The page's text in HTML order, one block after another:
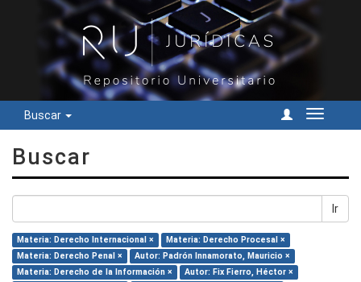
Buscar
Cambiar
Buscar
Ir
Materia: Derecho Internacional ×
Materia: Derecho Procesal ×
Materia: Derecho Penal ×
Autor: Padrón Innamorato, Mauricio ×
Materia: Derecho de la Información ×
Autor: Fix Fierro, Héctor ×